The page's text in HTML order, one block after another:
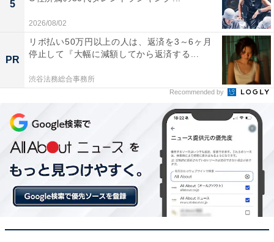
も再びこころを襲おうとする加賀美でしたが、突然血を
吐いて倒れてしまいます。
一方、闇原邸では伊織がレインコートを来た何者かに襲
われていました。海造（吉田鋼太郎）が取り押さえる
と、その正体はなんと駄菓子屋「うめぼし堂」の店主・
梅婆（木野花）。梅婆は「私が全部、やりました」と告
白すると警察に連行されていき――。
5
2026/08/02
PR
リボ払い50万円以上の人は、返済を3～6ヶ月
停止して『大幅に減額してから返済する...
渋谷法務総合事務所
Recommended by